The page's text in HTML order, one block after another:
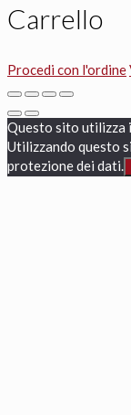
Carrello
Procedi con l'ordine
Questo sito utilizza
Utilizzando questo
protezione dei dati.